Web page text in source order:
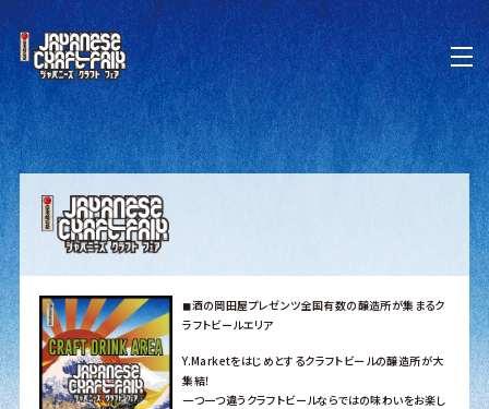
◼︎酒の岡田屋プレゼンツ全国有数の醸造所が集まるク
ラフトビールエリア
Y.Marketをはじめとするクラフトビールの醸造所が大
集結！
一つ一つ違うクラフトビールならではの味わいをお楽し